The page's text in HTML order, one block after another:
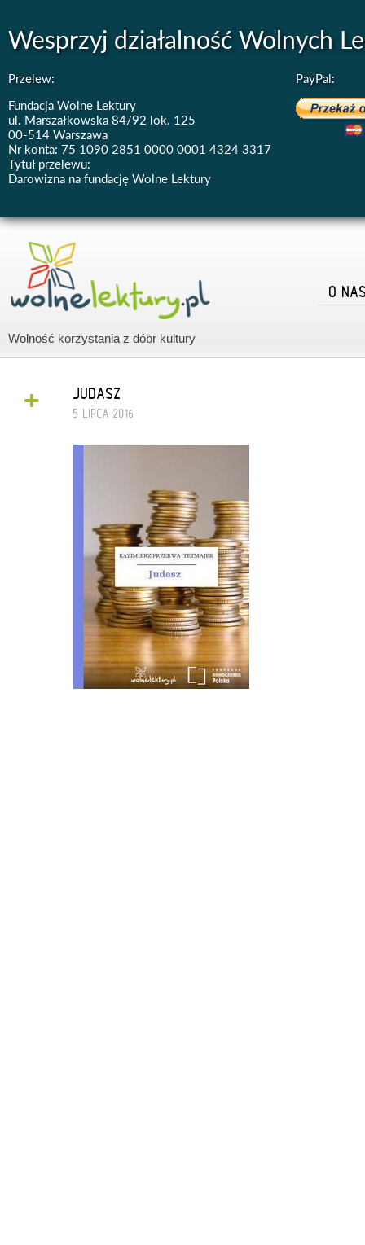
Wesprzyj działalność Wolnych
Przelew:
Fundacja Wolne Lektury
ul. Marszałkowska 84/92 lok. 125
00-514 Warszawa
Nr konta: 75 1090 2851 0000 0001 4324 3317
Tytuł przelewu:
Darowizna na fundację Wolne Lektury
PayPal:
Wolność korzystania z dóbr kultury
O
+ JUDASZ
5 LIPCA 2016